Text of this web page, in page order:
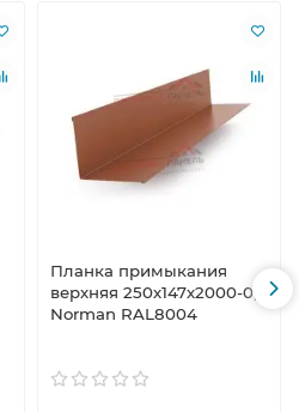
Планка примыкания
верхняя 250х147х2000-0,5
Norman RAL8004